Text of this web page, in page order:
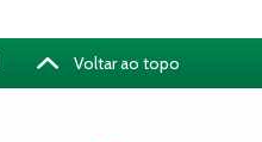
Voltar ao topo